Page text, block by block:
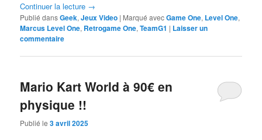
Continuer la lecture →
Publié dansGeek,Jeux Video | Marqué avecGame One, Level One,
Marcus Level One, Retrogame One,TeamG1 | Laisser un
commentaire
Mario Kart World à 90€ en
physique !!
Publié le3 avril 2025